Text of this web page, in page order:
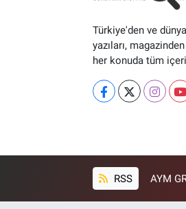
Türkiye'den ve
yazıları,
her konuda tüm
RSS AYM